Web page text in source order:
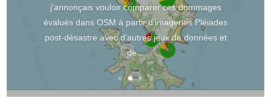
j’annonçais vouloir comparer ces dommages
évalués dans OSM à partir d’imageries Pléiades
post-désastre avec d’autres jeux de données et
de...